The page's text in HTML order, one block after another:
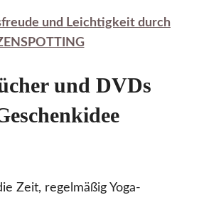
und Leichtigkeit durch
und DVDs
Zeit, regelmäßig Yoga-